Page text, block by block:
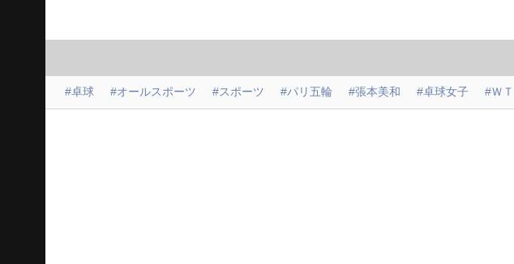
#卓球 #オールスポーツ #スポーツ #パリ五輪 #張本美和 #卓球女子 #Ｗ